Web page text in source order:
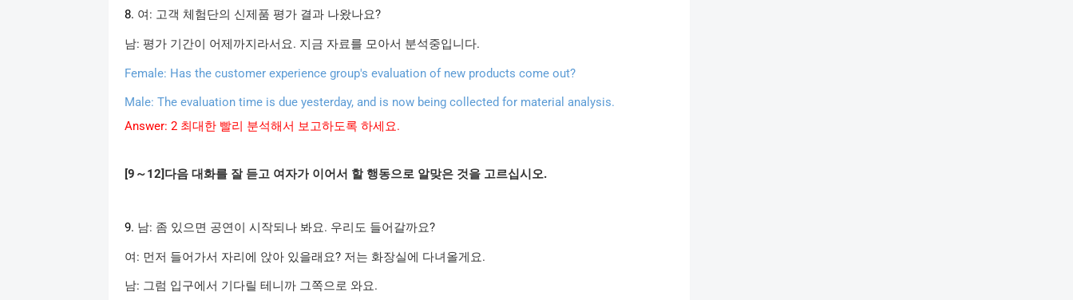
8. 여: 고객 체험단의 신제품 평가 결과 나왔나요?
남: 평가 기간이 어제까지라서요. 지금 자료를 모아서 분석중입니다.
Female: Has the customer experience group's evaluation of new products come out?
Male: The evaluation time is due yesterday, and is now being collected for material analysis.
Answer: 2 최대한 빨리 분석해서 보고하도록 하세요.
[9 ～12]다음 대화를 잘 듣고 여자가 이어서 할 행동으로 알맞은 것을 고르십시오.
9. 남: 좀 있으면 공연이 시작되나 봐요. 우리도 들어갈까요?
여: 먼저 들어가서 자리에 앉아 있을래요? 저는 화장실에 다녀올게요.
남: 그럼 입구에서 기다릴 테니까 그쪽으로 와요.